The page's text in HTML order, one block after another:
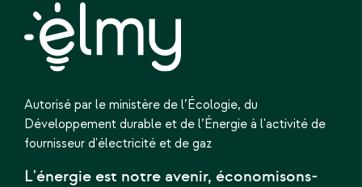
Autorisé par le ministère de l’Écologie, du
Développement durable et de l’Énergie à l'activité de
fournisseur d'électricité et de gaz
L'énergie est notre avenir, économisons-